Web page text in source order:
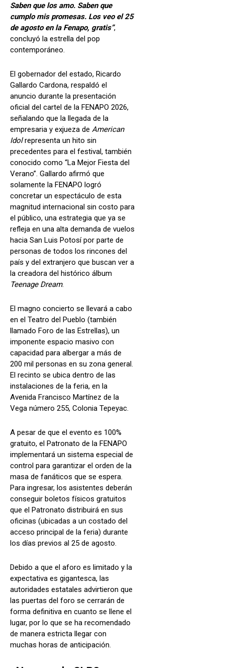
Saben que los amo. Saben que
cumplo mis promesas. Los veo el 25
de agosto en la Fenapo, gratis”,
concluyó la estrella del pop
contemporáneo.
El gobernador del estado, Ricardo
Gallardo Cardona, respaldó el
anuncio durante la presentación
oficial del cartel de la FENAPO 2026,
señalando que la llegada de la
empresaria y exjueza de American
Idolrepresenta un hito sin
precedentes para el festival, también
conocido como “La Mejor Fiesta del
Verano”. Gallardo afirmó que
solamente la FENAPO logró
concretar un espectáculo de esta
magnitud internacional sin costo para
el público, una estrategia que ya se
refleja en una alta demanda de vuelos
hacia San Luis Potosí por parte de
personas de todos los rincones del
país y del extranjero que buscan ver a
la creadora del histórico álbum
Teenage Dream.
El magno concierto se llevará a cabo
en el Teatro del Pueblo (también
llamado Foro de las Estrellas), un
imponente espacio masivo con
capacidad para albergar a más de
200 mil personas en su zona general.
El recinto se ubica dentro de las
instalaciones de la feria, en la
Avenida Francisco Martínez de la
Vega número 255, Colonia Tepeyac.
A pesar de que el evento es 100%
gratuito, el Patronato de la FENAPO
implementará un sistema especial de
control para garantizar el orden de la
masa de fanáticos que se espera.
Para ingresar, los asistentes deberán
conseguir boletos físicos gratuitos
que el Patronato distribuirá en sus
oficinas (ubicadas a un costado del
acceso principal de la feria) durante
los días previos al 25 de agosto.
Debido a que el aforo es limitado y la
expectativa es gigantesca, las
autoridades estatales advirtieron que
las puertas del foro se cerrarán de
forma definitiva en cuanto se llene el
lugar, por lo que se ha recomendado
de manera estricta llegar con
muchas horas de anticipación.